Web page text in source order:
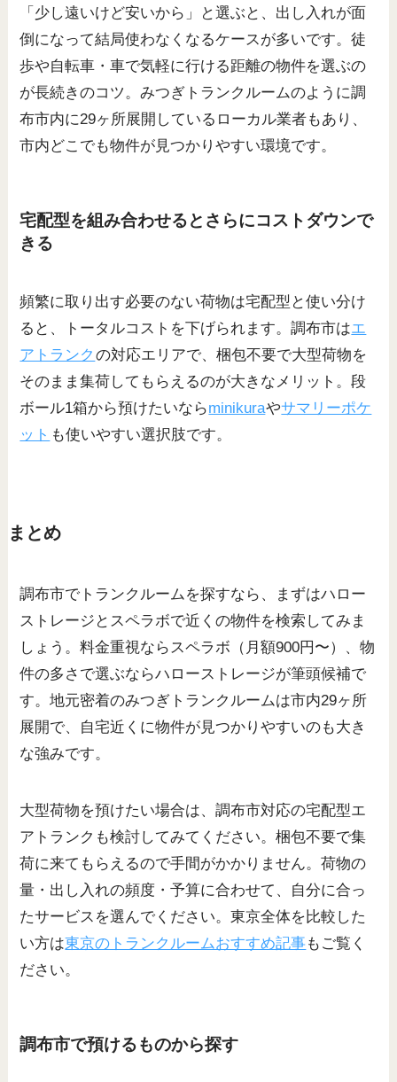
「少し遠いけど安いから」と選ぶと、出し入れが面
倒になって結局使わなくなるケースが多いです。徒
歩や自転車・車で気軽に行ける距離の物件を選ぶの
が長続きのコツ。みつぎトランクルームのように調
布市内に29ヶ所展開しているローカル業者もあり、
市内どこでも物件が見つかりやすい環境です。
宅配型を組み合わせるとさらにコストダウンで
きる
頻繁に取り出す必要のない荷物は宅配型と使い分け
ると、トータルコストを下げられます。調布市はエ
アトランク の対応エリアで、梱包不要で大型荷物を
そのまま集荷してもらえるのが大きなメリット。段
ボール1箱から預けたいならminikuraやサマリーポケ
ット も使いやすい選択肢です。
まとめ
調布市でトランクルームを探すなら、まずはハロー
ストレージとスペラボで近くの物件を検索してみま
しょう。料金重視ならスペラボ（月額900円〜）、物
件の多さで選ぶならハローストレージが筆頭候補で
す。地元密着のみつぎトランクルームは市内29ヶ所
展開で、自宅近くに物件が見つかりやすいのも大き
な強みです。
大型荷物を預けたい場合は、調布市対応の宅配型エ
アトランクも検討してみてください。梱包不要で集
荷に来てもらえるので手間がかかりません。荷物の
量・出し入れの頻度・予算に合わせて、自分に合っ
たサービスを選んでください。東京全体を比較した
い方は東京のトランクルームおすすめ記事もご覧く
ださい。
調布市で預けるものから探す